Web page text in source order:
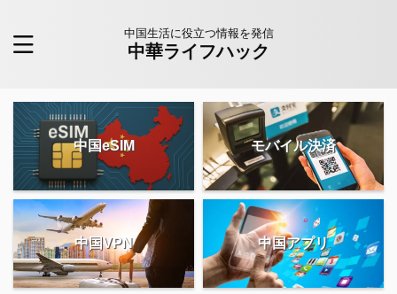
中国生活に役立つ情報を発信
中華ライフハック
中国eSIM モバイル決済
中国VPN 中国アプリ